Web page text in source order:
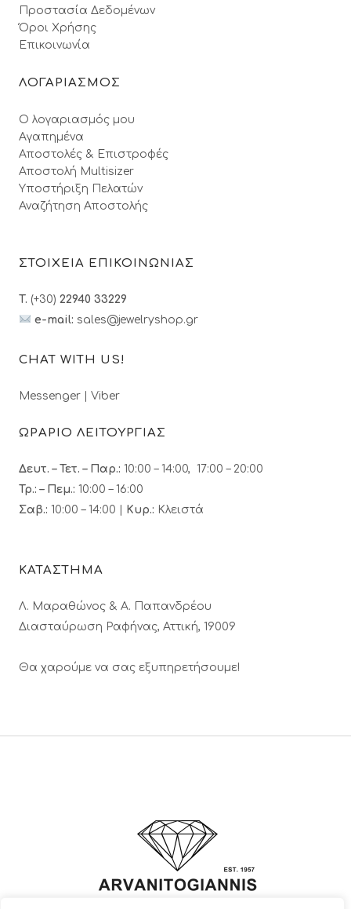
Προστασία Δεδομένων
Όροι Xρήσης
Επικοινωνία
ΛΟΓΑΡΙΑΣΜΟΣ
Ο λογαριασμός μου
Αγαπημένα
Αποστολές & Επιστροφές
Αποστολή Multisizer
Υποστήριξη Πελατών
Αναζήτηση Αποστολής
ΣΤΟΙΧΕΙΑ ΕΠΙΚΟΙΝΩΝΙΑΣ
T. (+30) 22940 33229
e-mail: sales@jewelryshop.gr
CHAT WITH US!
Messenger Viber
ΩΡΑΡΙΟ ΛΕΙΤΟΥΡΓΙΑΣ
Δευτ. – Τετ. – Παρ.: 10:00 – 14:00, 17:00 – 20:00
Τρ.: – Πεμ.: 10:00 – 16:00
Σαβ.: 10:00 – 14:00 | Κυρ.: Κλειστά
ΚΑΤΑΣΤΗΜΑ
Λ. Μαραθώνος & A. Παπανδρέου
Διασταύρωση Ραφήνας, Αττική, 19009
Θα χαρούμε να σας εξυπηρετήσουμε!